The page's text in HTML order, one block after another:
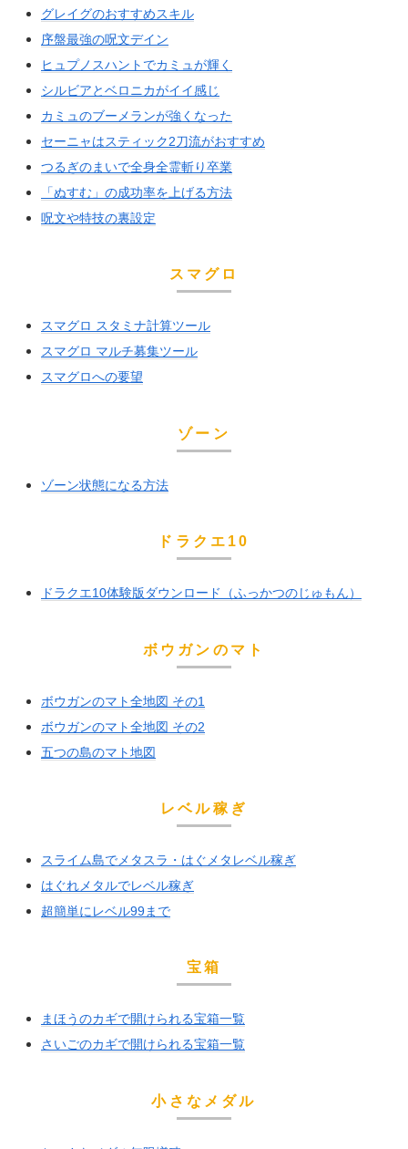
グレイグのおすすめスキル
序盤最強の呪文デイン
ヒュプノスハントでカミュが輝く
シルビアとベロニカがイイ感じ
カミュのブーメランが強くなった
セーニャはスティック2刀流がおすすめ
つるぎのまいで全身全霊斬り卒業
「ぬすむ」の成功率を上げる方法
呪文や特技の裏設定
スマグロ
スマグロ スタミナ計算ツール
スマグロ マルチ募集ツール
スマグロへの要望
ゾーン
ゾーン状態になる方法
ドラクエ10
ドラクエ10体験版ダウンロード（ふっかつのじゅもん）
ボウガンのマト
ボウガンのマト全地図 その1
ボウガンのマト全地図 その2
五つの島のマト地図
レベル稼ぎ
スライム島でメタスラ・はぐメタレベル稼ぎ
はぐれメタルでレベル稼ぎ
超簡単にレベル99まで
宝箱
まほうのカギで開けられる宝箱一覧
さいごのカギで開けられる宝箱一覧
小さなメダル